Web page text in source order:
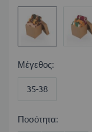
Μέγεθος
35-38
Ποσότητα: